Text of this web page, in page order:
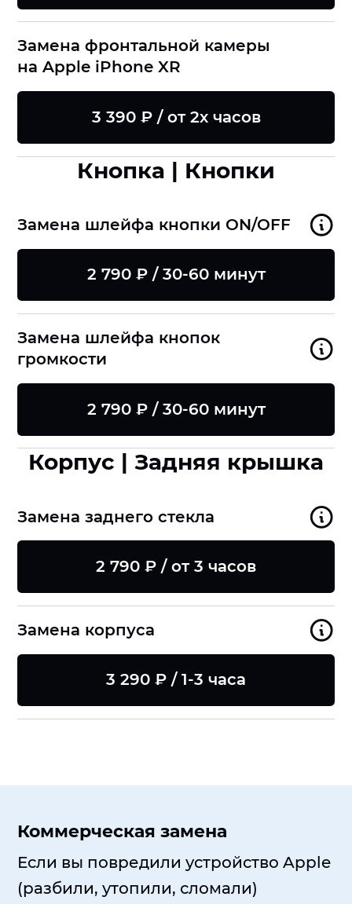
Замена фронтальной камеры
на Apple iPhone XR
3 390 ₽ / от 2х часов
Кнопка | Кнопки
Замена шлейфа кнопки ON/OFF
2 790 ₽ / 30-60 минут
Замена шлейфа кнопок
громкости
2 790 ₽ / 30-60 минут
Корпус | Задняя крышка
Замена заднего стекла
2 790 ₽ / от 3 часов
Замена корпуса
3 290 ₽ / 1-3 часа
Коммерческая замена
Если вы повредили устройство Apple
(разбили, утопили, сломали)